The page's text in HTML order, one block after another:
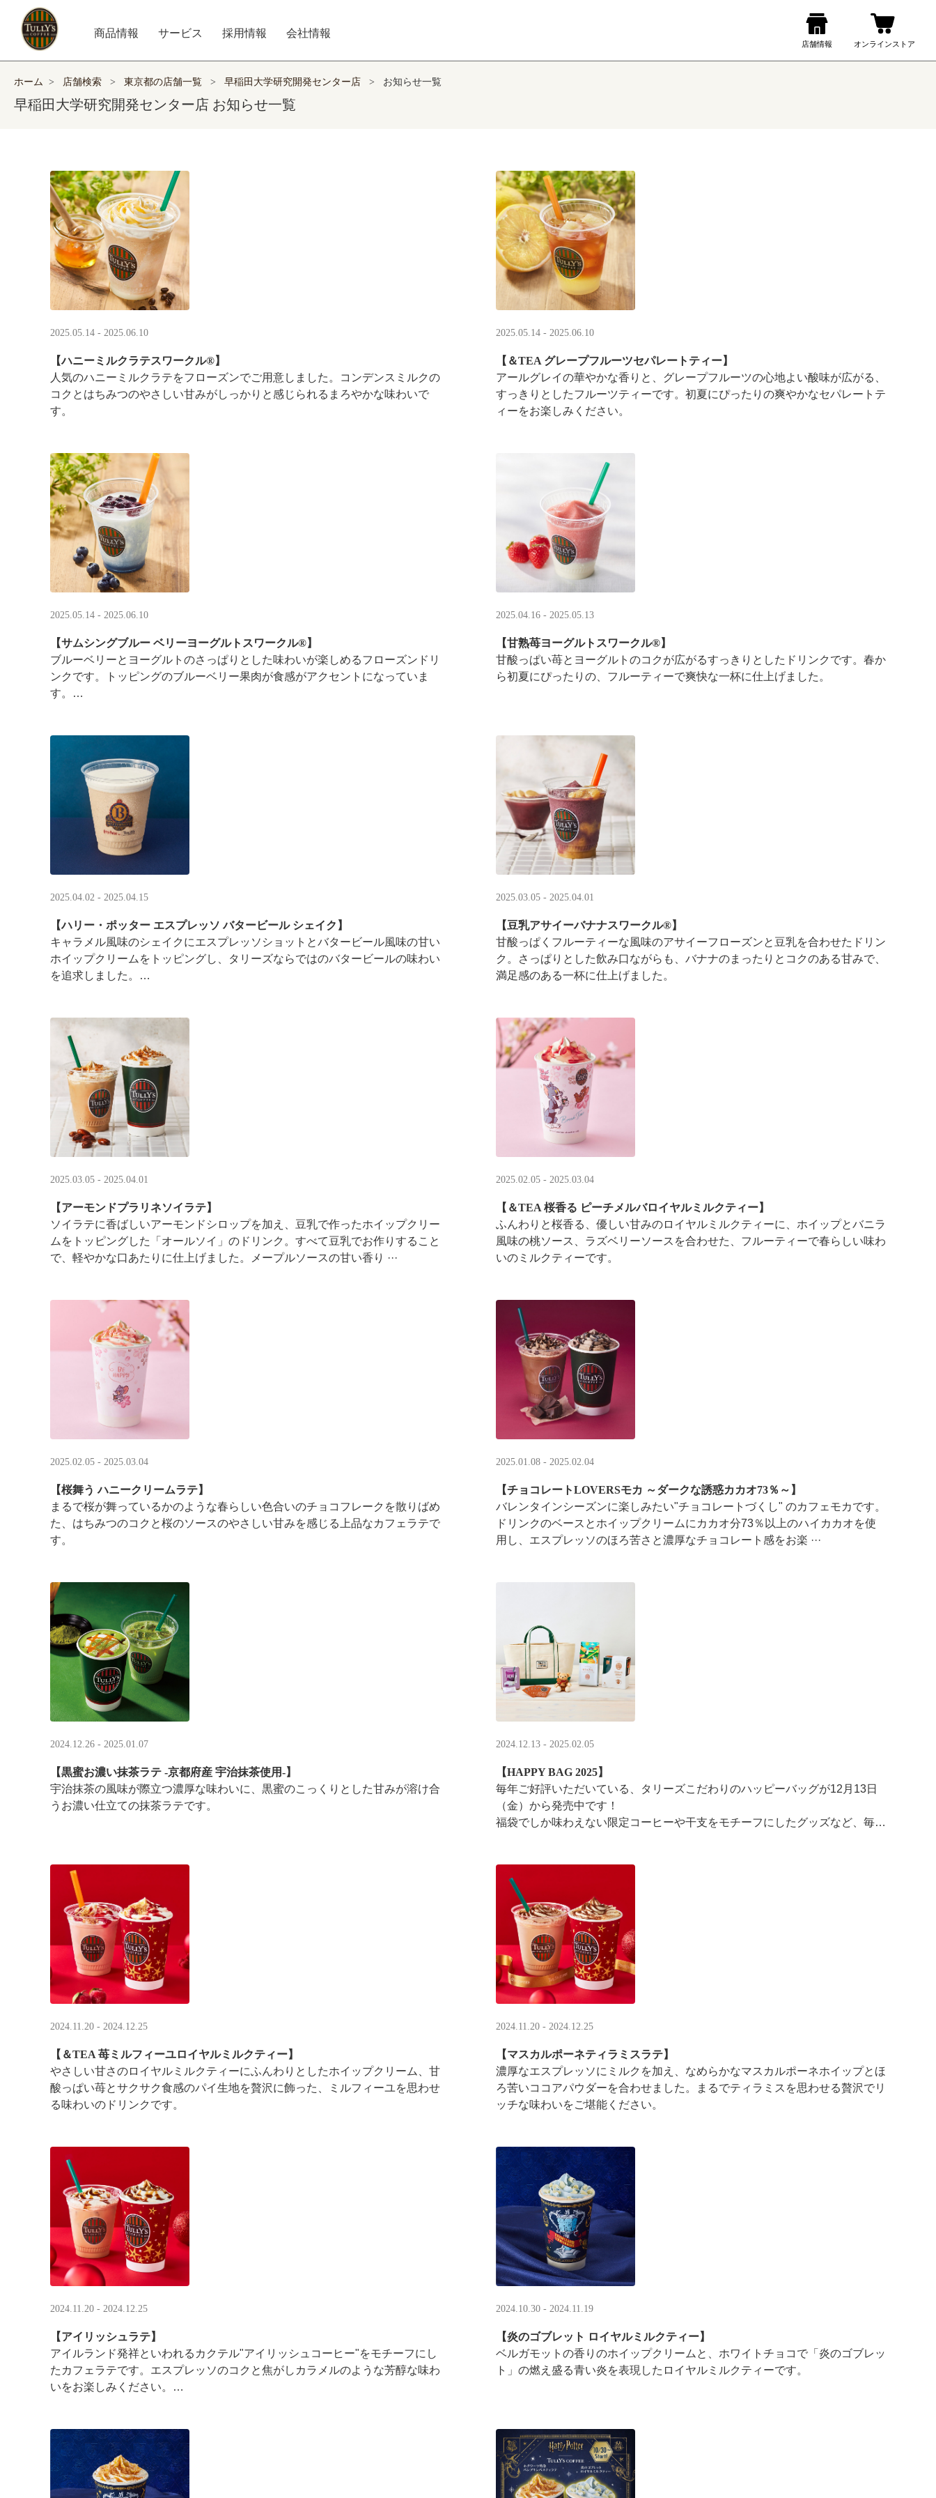
商品情報 サービス 採用情報 会社情報
ホーム > 店舗検索 > 東京都の店舗一覧 > 早稲田大学研究開発センター店 > お知らせ一覧
早稲田大学研究開発センター店 お知らせ一覧
2025.05.14 - 2025.06.10
【ハニーミルクラテスワークル®】
人気のハニーミルクラテをフローズンでご用意しました。コンデンスミルクの
コクとはちみつのやさしい甘みがしっかりと感じられるまろやかな味わいで
す。
2025.05.14 - 2025.06.10
【＆TEA グレープフルーツセパレートティー】
アールグレイの華やかな香りと、グレープフルーツの心地よい酸味が広がる、
すっきりとしたフルーツティーです。初夏にぴったりの爽やかなセパレートテ
ィーをお楽しみください。
2025.05.14 - 2025.06.10
【サムシングブルー ベリーヨーグルトスワークル®】
ブルーベリーとヨーグルトのさっぱりとした味わいが楽しめるフローズンドリ
ンクです。トッピングのブルーベリー果肉が食感がアクセントになっていま
す。
2025.04.16 - 2025.05.13
【甘熟苺ヨーグルトスワークル®】
甘酸っぱい苺とヨーグルトのコクが広がるすっきりとしたドリンクです。春か
ら初夏にぴったりの、フルーティーで爽快な一杯に仕上げました。
2025.04.02 - 2025.04.15
【ハリー・ポッター エスプレッソ バタービール シェイク】
キャラメル風味のシェイクにエスプレッソショットとバタービール風味の甘い
ホイップクリームをトッピングし、タリーズならではのバタービールの味わい
を追求しました。
2025.03.05 - 2025.04.01
【豆乳アサイーバナナスワークル®】
甘酸っぱくフルーティーな風味のアサイーフローズンと豆乳を合わせたドリン
ク。さっぱりとした飲み口ながらも、バナナのまったりとコクのある甘みで、
満足感のある一杯に仕上げました。
2025.03.05 - 2025.04.01
【アーモンドプラリネソイラテ】
ソイラテに香ばしいアーモンドシロップを加え、豆乳で作ったホイップクリー
ムをトッピングした「オールソイ」のドリンク。すべて豆乳でお作りすること
で、軽やかな口あたりに仕上げました。メープルソースの甘い香り ···
2025.02.05 - 2025.03.04
【＆TEA 桜香る ピーチメルバロイヤルミルクティー】
ふんわりと桜香る、優しい甘みのロイヤルミルクティーに、ホイップとバニラ
風味の桃ソース、ラズベリーソースを合わせた、フルーティーで春らしい味わ
いのミルクティーです。
2025.02.05 - 2025.03.04
【桜舞う ハニークリームラテ】
まるで桜が舞っているかのような春らしい色合いのチョコフレークを散りばめ
た、はちみつのコクと桜のソースのやさしい甘みを感じる上品なカフェラテで
す。
2025.01.08 - 2025.02.04
【チョコレートLOVERSモカ ～ダークな誘惑カカオ73％～】
バレンタインシーズンに楽しみたい"チョコレートづくし" のカフェモカです。
ドリンクのベースとホイップクリームにカカオ分73％以上のハイカカオを使
用し、エスプレッソのほろ苦さと濃厚なチョコレート感をお楽 ···
2024.12.26 - 2025.01.07
【黒蜜お濃い抹茶ラテ -京都府産 宇治抹茶使用-】
宇治抹茶の風味が際立つ濃厚な味わいに、黒蜜のこっくりとした甘みが溶け合
うお濃い仕立ての抹茶ラテです。
2024.12.13 - 2025.02.05
【HAPPY BAG 2025】
毎年ご好評いただいている、タリーズこだわりのハッピーバッグが12月13日
（金）から発売中です！
福袋でしか味わえない限定コーヒーや干支をモチーフにしたグッズなど、毎日
2024.11.20 - 2024.12.25
【＆TEA 苺ミルフィーユロイヤルミルクティー】
やさしい甘さのロイヤルミルクティーにふんわりとしたホイップクリーム、甘
酸っぱい苺とサクサク食感のパイ生地を贅沢に飾った、ミルフィーユを思わせ
る味わいのドリンクです。
2024.11.20 - 2024.12.25
【マスカルポーネティラミスラテ】
濃厚なエスプレッソにミルクを加え、なめらかなマスカルポーネホイップとほ
ろ苦いココアパウダーを合わせました。まるでティラミスを思わせる贅沢でリ
ッチな味わいをご堪能ください。
2024.11.20 - 2024.12.25
【アイリッシュラテ】
アイルランド発祥といわれるカクテル"アイリッシュコーヒー"をモチーフにし
たカフェラテです。エスプレッソのコクと焦がしカラメルのような芳醇な味わ
いをお楽しみください。
2024.10.30 - 2024.11.19
【炎のゴブレット ロイヤルミルクティー】
ベルガモットの香りのホイップクリームと、ホワイトチョコで「炎のゴブレッ
ト」の燃え盛る青い炎を表現したロイヤルミルクティーです。